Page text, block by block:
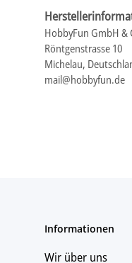
HobbyFun GmbH &
Röntgenstrasse 10
Michelau,
mail@hobbyfun.de
Informationen
Wir über uns